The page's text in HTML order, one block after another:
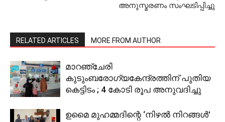
അനുസ്മരണം സംഘടിപ്പിച്ചു
RELATED ARTICLES MORE FROM AUTHOR
മാറഞ്ചേരി
കുടുംബരോഗ്യകേന്ദ്രത്തിന് പുതിയ
കെട്ടിടം ; 4 കോടി രൂപ അനുവദിച്ചു
ഉമൈ മുഹമ്മദിന്റെ ‘നിഴല്‍ നിറങ്ങള്‍’